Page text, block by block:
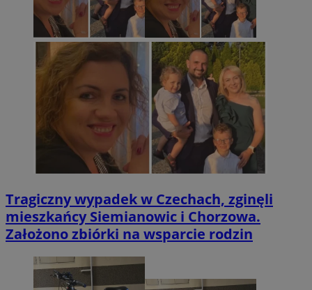
Tragiczny wypadek w Czechach, zginęli
mieszkańcy Siemianowic i Chorzowa.
Założono zbiórki na wsparcie rodzin